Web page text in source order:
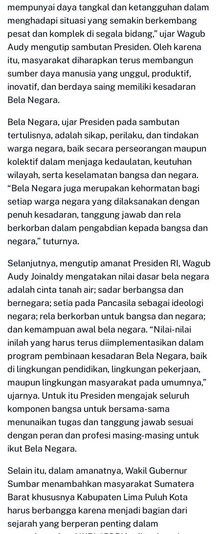
mempunyai daya tangkal dan ketangguhan dalam
menghadapi situasi yang semakin berkembang
pesat dan komplek di segala bidang,” ujar Wagub
Audy mengutip sambutan Presiden. Oleh karena
itu, masyarakat diharapkan terus membangun
sumber daya manusia yang unggul, produktif,
inovatif, dan berdaya saing memiliki kesadaran
Bela Negara.
Bela Negara, ujar Presiden pada sambutan
tertulisnya, adalah sikap, perilaku, dan tindakan
warga negara, baik secara perseorangan maupun
kolektif dalam menjaga kedaulatan, keutuhan
wilayah, serta keselamatan bangsa dan negara.
“Bela Negara juga merupakan kehormatan bagi
setiap warga negara yang dilaksanakan dengan
penuh kesadaran, tanggung jawab dan rela
berkorban dalam pengabdian kepada bangsa dan
negara,” tuturnya.
Selanjutnya, mengutip amanat Presiden RI, Wagub
Audy Joinaldy mengatakan nilai dasar bela negara
adalah cinta tanah air; sadar berbangsa dan
bernegara; setia pada Pancasila sebagai ideologi
negara; rela berkorban untuk bangsa dan negara;
dan kemampuan awal bela negara. “Nilai-nilai
inilah yang harus terus diimplementasikan dalam
program pembinaan kesadaran Bela Negara, baik
di lingkungan pendidikan, lingkungan pekerjaan,
maupun lingkungan masyarakat pada umumnya,”
ujarnya. Untuk itu Presiden mengajak seluruh
komponen bangsa untuk bersama-sama
menunaikan tugas dan tanggung jawab sesuai
dengan peran dan profesi masing-masing untuk
ikut Bela Negara.
Selain itu, dalam amanatnya, Wakil Gubernur
Sumbar menambahkan masyarakat Sumatera
Barat khususnya Kabupaten Lima Puluh Kota
harus berbangga karena menjadi bagian dari
sejarah yang berperan penting dalam